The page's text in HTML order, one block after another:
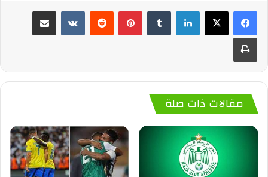
لينكدإن بينتيريست
مقالات ذات صلة